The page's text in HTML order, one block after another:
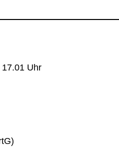
Uhr